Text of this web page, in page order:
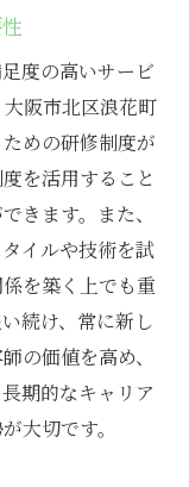
度の高いサービ
阪市北区浪花町
めの研修制度が
を活用すること
きます。また、
イルや技術を試
を築く上でも重
続け、常に新し
の価値を高め、
期的なキャリア
大切です。